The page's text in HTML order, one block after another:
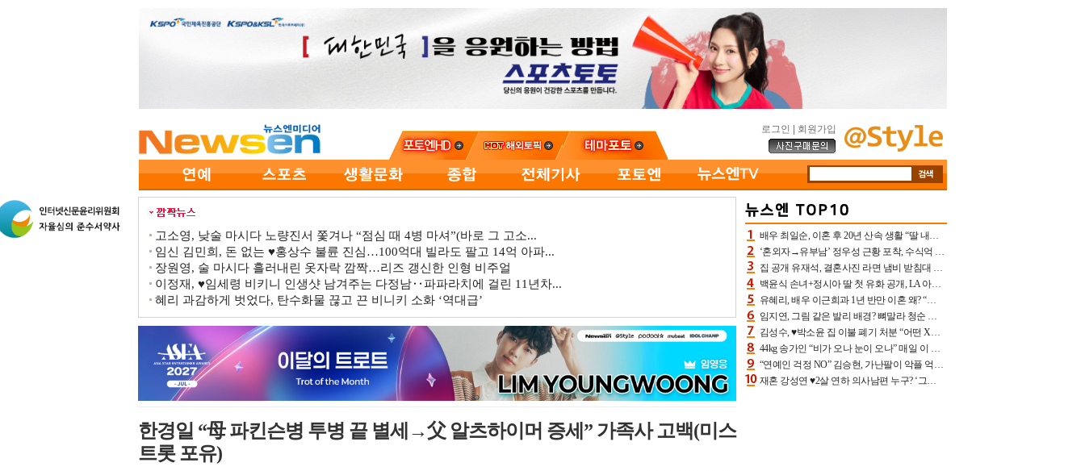
로그인 회원가입
고소영, 낮술 마시다 노량진서 쫓겨나 “점심 때 4병 마셔”(바로 그 고소...
임신 김민희, 돈 없는 ♥홍상수 불륜 진심…100억대 빌라도 팔고 14억 아파...
장원영, 술 마시다 흘러내린 옷자락 깜짝…리즈 갱신한 인형 비주얼
이정재, ♥임세령 비키니 인생샷 남겨주는 다정남‥파파라치에 걸린 11년차...
혜리 과감하게 벗었다, 탄수화물 끊고 끈 비니키 소화 ‘역대급’
한경일 “母 파킨슨병 투병 끝 별세→父 알츠하이머 증세” 가족사 고백(미스
트롯 포유)
배우 최일순, 이혼 후 20년 산속 생활 “딸 내가 버렸다고 원망‥맘 아파”(특종)[어제TV]
‘혼외자→유부남’ 정우성 근황 포착, 수식억 해킹 피해 후배 만났다 “존경하는”
집 공개 유재석, 결혼사진 라면 냄비 받침대 되고 분노‥가족사진도 피해(놀뭐)[어제TV]
백윤식 손녀+정시아 딸 첫 유화 공개, LA 아트쇼→서울국제조각페스타 작가다운 수준급 실력
유혜리, 배우 이근희과 1년 반만 이혼 왜? “식칼 꽂고 의자 던져” 충격 폭로(특종)[어제TV]
임지연, 그림 같은 발리 배경? 뼈말라 청순 비키니 핏에 상대 안 되네
김성수, ♥박소윤 집 이불 폐기 처분 “어떤 X이랑 썼을지 몰라” 질투(신랑수업2)[어제TV]
44kg 송가인 “비가 오나 눈이 오나” 매일 이 운동, 허벅지 근육량 상승+체지방 감소
“연예인 걱정 NO” 김승현, 가난팔이 악플 억울할만‥아내+딸과 日 여행
재혼 강성연 ♥2살 연하 의사남편 누구? ‘그알’ 자문의에 훈남 비주얼 초엘리트 스펙 [종합]